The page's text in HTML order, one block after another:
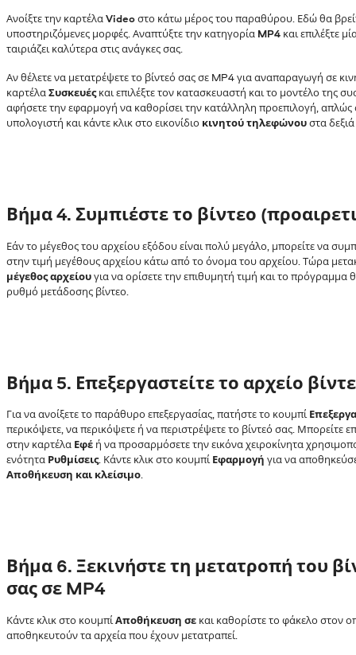
Ανοίξτε την καρτέλαVideoστο κάτω μέρος του παραθύρου. Εδώ θα
υποστηριζόμενες μορφές. Αναπτύξτε την κατηγορία MP4 και επιλέξτε
ταιριάζει καλύτερα στις ανάγκες σας.
Αν θέλετε να μετατρέψετε το βίντεό σας σε MP4 για αναπαραγωγή σε
καρτέλαΣυσκευέςκαι επιλέξτε τον κατασκευαστή και το μοντέλο της
αφήσετε την εφαρμογή να καθορίσει την κατάλληλη προεπιλογή,
υπολογιστή και κάντε κλικ στο εικονίδιο κινητού τηλεφώνουστα
Βήμα4. Συμπιέστε το βίντεο
Εάν το μέγεθος του αρχείου εξόδου είναι πολύ μεγάλο, μπορείτε να
στην τιμή μεγέθους αρχείου κάτω από το όνομα του αρχείου. Τώρα
μέγεθος αρχείουγια να ορίσετε την επιθυμητή τιμή και το
ρυθμό μετάδοσης βίντεο.
Βήμα 5. Επεξεργαστείτε το αρχείο
Για να ανοίξετε το παράθυρο επεξεργασίας, πατήστε το κουμπί
περικόψετε, να περικόψετε ή να περιστρέψετε το βίντεό σας. Μπορείτε
στην καρτέλα Εφέ ή να προσαρμόσετε την εικόνα χειροκίνητα
ενότητα Ρυθμίσεις. Κάντε κλικ στο κουμπίΕφαρμογή για να
Αποθήκευση και κλείσιμο.
Βήμα 6. Ξεκινήστε τη μετατροπή του
σας σε MP4
Κάντε κλικ στο κουμπίΑποθήκευση σε και καθορίστε το φάκελο στον
αποθηκευτούν τα αρχεία που έχουν μετατραπεί.